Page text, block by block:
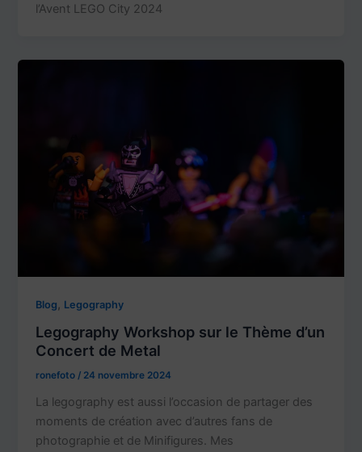
l’Avent LEGO City 2024
Blog Legography
Legography Workshop sur le Thème d’un
Concert de Metal
ronefoto/ 24 novembre 2024
La legography est aussi l’occasion de partager des
moments de création avec d’autres fans de
photographie et de Minifigures. Mes